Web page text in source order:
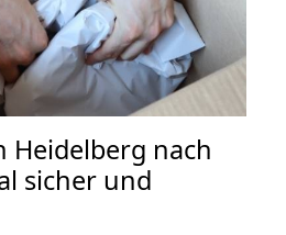
Heidelberg nach
sicher und